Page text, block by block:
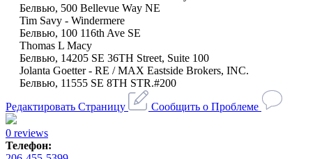
Белвью, 500 Bellevue Way NE
Tim Savy - Windermere
Белвью, 100 116th Ave SE
Thomas L Macy
Белвью, 14205 SE 36TH Street, Suite 100
Jolanta Goetter - RE / MAX Eastside Brokers, INC.
Белвью, 11555 SE 8TH STR.#200
Редактировать Страницу
Сообщить о Проблеме
0 reviews
Телефон: